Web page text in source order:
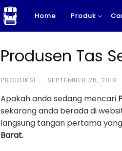
Home Produk
Produsen Tas
PRODUKSI · SEPTEMBER 26, 2018
Apakah anda sedang mencari
sekarang anda berada di
langsung tangan pertama
Barat.